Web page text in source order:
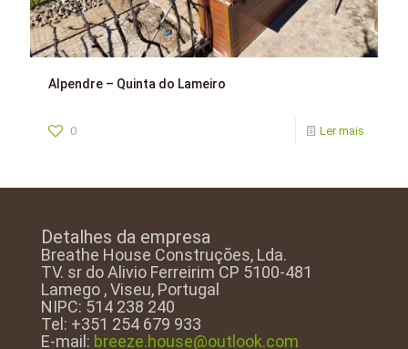
Alpendre – Quinta do Lameiro
0 Ler mais
Detalhes da empresa
Breathe House Construções, Lda.
TV. sr do Alivio Ferreirim CP 5100-481
Lamego , Viseu, Portugal
NIPC: 514 238 240
Tel: +351 254 679 933
E-mail: breeze.house@outlook.com